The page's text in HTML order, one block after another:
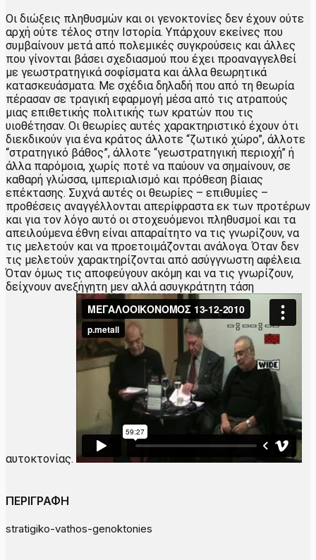
Οι διώξεις πληθυσμών και οι γενοκτονίες δεν έχουν ούτε
αρχή ούτε τέλος στην Ιστορία. Υπάρχουν εκείνες που
συμβαίνουν μετά από πολεμικές συγκρούσεις και άλλες
που γίνονται βάσει σχεδιασμού που έχει προαναγγελθεί
με γεωστρατηγικά σοφίσματα και άλλα θεωρητικά
κατασκευάσματα. Με σχέδια δηλαδή που από τη θεωρία
πέρασαν σε τραγική εφαρμογή μέσα από τις ατραπούς
μιας επιθετικής πολιτικής των κρατών που τις
υιοθέτησαν. Οι θεωρίες αυτές χαρακτηριστικό έχουν ότι
διεκδικούν για ένα κράτος άλλοτε “ζωτικό χώρο”, άλλοτε
“στρατηγικό βάθος”, άλλοτε “γεωστρατηγική περιοχή” ή
άλλα παρόμοια, χωρίς ποτέ να παύουν να σημαίνουν, σε
καθαρή γλώσσα, ιμπεριαλισμό και πρόθεση βίαιας
επέκτασης. Συχνά αυτές οι θεωρίες – επιθυμίες –
προθέσεις αναγγέλλονται απερίφραστα εκ των προτέρων
και για τον λόγο αυτό οι στοχευόμενοι πληθυσμοί και τα
απειλούμενα έθνη είναι απαραίτητο να τις γνωρίζουν, να
τις μελετούν και να προετοιμάζονται ανάλογα. Όταν δεν
τις μελετούν χαρακτηρίζονται από ασύγγνωστη αφέλεια.
Όταν όμως τις αποφεύγουν ακόμη και να τις γνωρίζουν,
δείχνουν ανεξήγητη μεν αλλά ασυγκράτητη τάση
αυτοκτονίας.
ΠΕΡΙΓΡΑΦΗ
stratigiko-vathos-genoktonies